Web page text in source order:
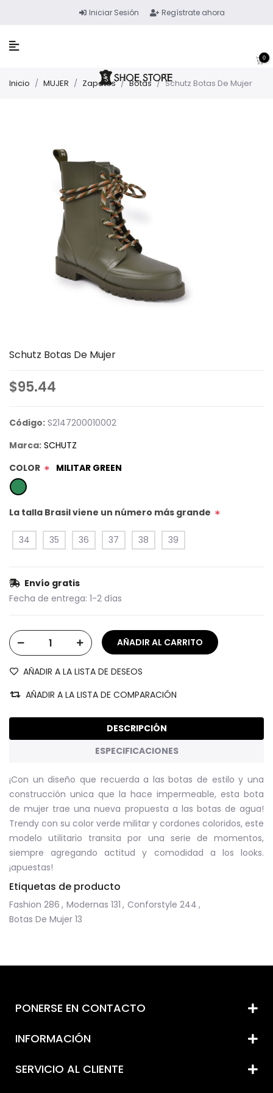
Iniciar Sesión Regístrate ahora
0
Inicio / MUJER / Zapatos / Botas / Schutz Botas De Mujer
Schutz Botas De Mujer
$95.44
Código: S2147200010002
Marca: SCHUTZ
COLOR * MILITAR GREEN
La talla Brasil viene un número más grande *
34 35 36 37 38 39
Envío gratis
Fecha de entrega: 1-2 días
AÑADIR A LA LISTA DE DESEOS
AÑADIR A LA LISTA DE COMPARACIÓN
DESCRIPCIÓN
ESPECIFICACIONES
¡Con un diseño que recuerda a las botas de estilo y una
construcción unica que la hace impermeable, esta bota
de mujer trae una nueva propuesta a las botas de agua!
Trendy con su color verde militar y cordones coloridos, este
modelo utilitario transita por una serie de momentos,
siempre agregando actitud y comodidad a los looks.
¡apuestas!
Etiquetas de producto
Fashion 286 , Modernas 131 , Conforstyle 244 ,
Botas De Mujer 13
PONERSE EN CONTACTO
INFORMACIÓN
SERVICIO AL CLIENTE